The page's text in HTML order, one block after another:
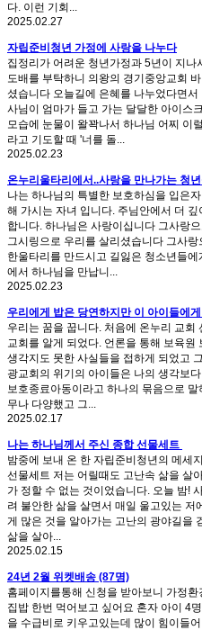
다. 이런 기회...
2025.02.27
자립준비청년 가정에 사랑을 나누다
집정리가 어려운 청년가정과 5년이 지
도배를 부탁하니 의왕의 경기중앙교회
셨습니다 오늘길에 은혜를 나누었다면
사님이 엄마가 들고 가는 달달한 아이스
모습에 눈물이 왈꽉나서 하나님 어찌 이
라고 기도할 때 '너를 돌...
2025.02.23
온누리울타리에서..사랑을 만나가는 청
나는 하나님의 특별한 보호하심을 입은
해 가시는 자녀 입니다. 주님안에서 더
합니다. 하나님은 사랑이십니다 그사랑
그시링으로 우리를 살리셨습니다 그사
한울타리를 만드시고 길잃은 청소년들
에서 하나님을 만납니...
2025.02.23
우리에게 밥은 당연하지만 이 아이들에
우리는 꿈을 꿉니다. 처음에 온누리 교
교회를 알게 되었다. 언론을 통해 보육
생각지도 못한 사실들을 접하게 되었고
광교회의 위기의 아이들은 나의 생각보
보호종료아동이라고 하나의 묶음으로
무나 다양했고 그...
2025.02.17
나는 하나님께서 주신 종합 선물세트
밤중에 보내 온 한 자립준비청년의 메세
선물세트 저는 어릴때도 고난속 삶을 살
가 정할 수 없는 것이었습니다. 오늘 밤!
려 불안한 삶을 살면서 매일 울고있는
게 많은 것을 알아가는 고난의 광야길을
삶을 살아...
2025.02.15
24년 2월 위켓배송 (87명)
홈페이지를통해 신청을 받아보니 가정
집밥 한번 먹어보고 싶어요 혼자 아이 4
을 수급비로 키우고있는데 많이 힘이들